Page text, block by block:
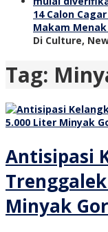
14 Calon
Makam
Di Culture,
Tag:
Antisipasi
Minyak